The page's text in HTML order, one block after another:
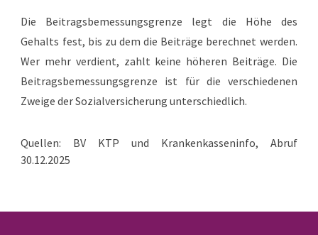
Die Beitragsbemessungsgrenze
legt die Höhe des
Gehalts fest, bis zu dem die Beiträge berechnet werden.
Wer mehr verdient, zahlt keine höheren Beiträge. Die
Beitragsbemessungsgrenze ist für die verschiedenen
Zweige der Sozialversicherung unterschiedlich.
Quellen: BV KTP und Krankenkasseninfo, Abruf
30.12.2025